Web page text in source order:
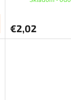
€2,02